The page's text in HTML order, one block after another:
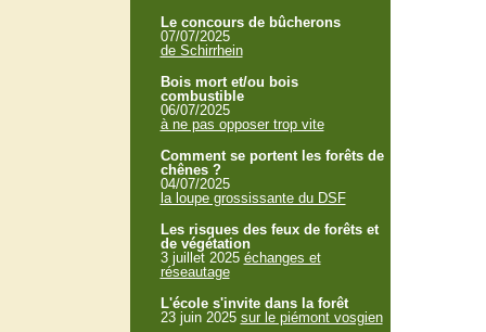
Le concours de bûcherons
07/07/2025
de Schirrhein
Bois mort et/ou bois
combustible
06/07/2025
à ne pas opposer trop vite
Comment se portent les forêts de
chênes ?
04/07/2025
la loupe grossissante du DSF
Les risques des feux de forêts et
de végétation
3 juillet 2025 échanges et
réseautage
L'école s'invite dans la forêt
23 juin 2025 sur le piémont vosgien